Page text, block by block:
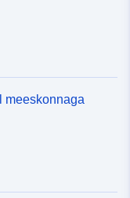
meeskonnaga